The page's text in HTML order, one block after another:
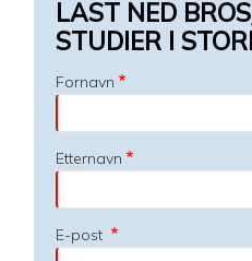
LAST NED
STUDIER I
Fornavn
Etternavn
E-post